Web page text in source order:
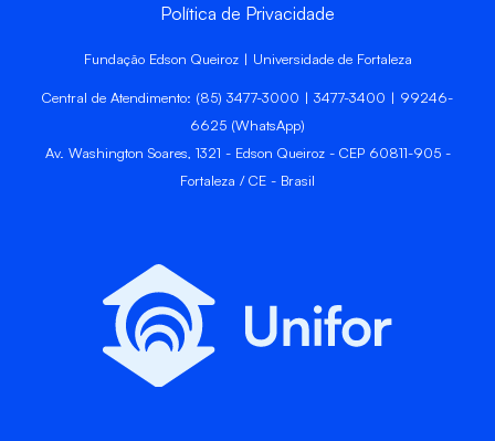
Política de Privacidade
Fundação Edson Queiroz | Universidade de Fortaleza
Central de Atendimento: (85) 3477-3000 | 3477-3400 | 99246-
6625 (WhatsApp)
Av. Washington Soares, 1321 - Edson Queiroz - CEP 60811-905 -
Fortaleza / CE - Brasil